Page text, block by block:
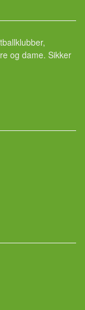
og dame. Sikker